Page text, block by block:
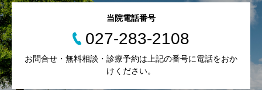
当院電話番号
027-283-2108
お問合せ・無料相談・診療予約は上記の番号に電話をおか
けください。